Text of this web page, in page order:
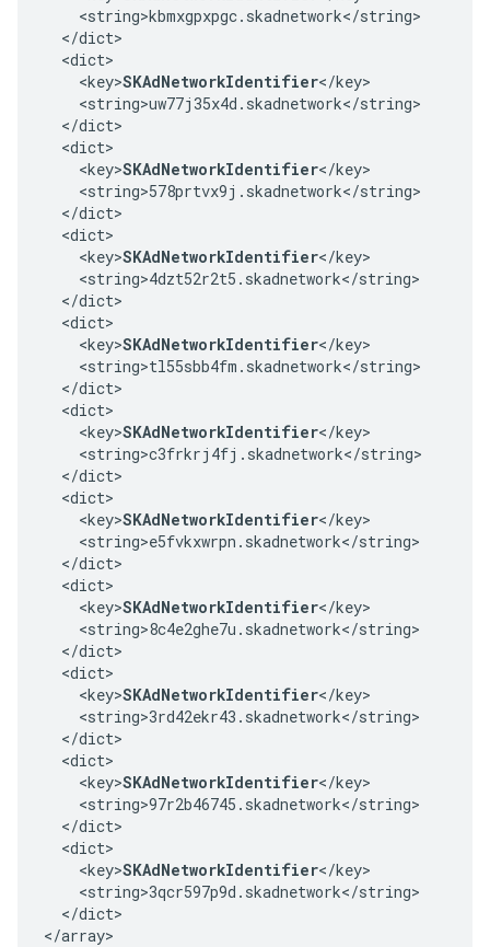
    <string>kbmxgpxpgc.skadnetwork</string>
  </dict>
  <dict>
    <key>
SKAdNetworkIdentifier</key>
    <string>uw77j35x4d.skadnetwork</string>
  </dict>
  <dict>
    <key>
SKAdNetworkIdentifier</key>
    <string>578prtvx9j.skadnetwork</string>
  </dict>
  <dict>
    <key>
SKAdNetworkIdentifier</key>
    <string>4dzt52r2t5.skadnetwork</string>
  </dict>
  <dict>
    <key>
SKAdNetworkIdentifier</key>
    <string>tl55sbb4fm.skadnetwork</string>
  </dict>
  <dict>
    <key>
SKAdNetworkIdentifier</key>
    <string>c3frkrj4fj.skadnetwork</string>
  </dict>
  <dict>
    <key>
SKAdNetworkIdentifier</key>
    <string>e5fvkxwrpn.skadnetwork</string>
  </dict>
  <dict>
    <key>
SKAdNetworkIdentifier</key>
    <string>8c4e2ghe7u.skadnetwork</string>
  </dict>
  <dict>
    <key>
SKAdNetworkIdentifier</key>
    <string>3rd42ekr43.skadnetwork</string>
  </dict>
  <dict>
    <key>
SKAdNetworkIdentifier</key>
    <string>97r2b46745.skadnetwork</string>
  </dict>
  <dict>
    <key>
SKAdNetworkIdentifier</key>
    <string>3qcr597p9d.skadnetwork</string>
  </dict>
</array>